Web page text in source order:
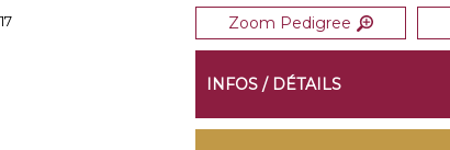
Zoom Pedigree
INFOS / DÉTAILS